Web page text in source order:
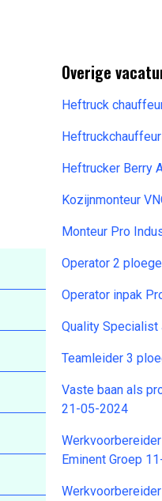
Overige
Heftruck
Heftrucker Berry
Kozijnmonteur
Monteur Pro
Operator 2
Operator inpak
Quality
Teamleider 3
Vaste baan als
21-05-2024
Eminent Groep